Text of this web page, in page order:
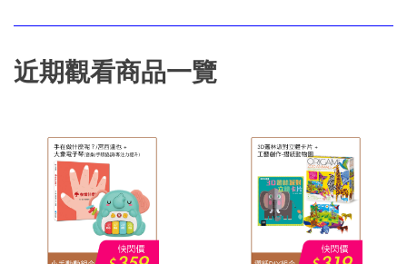
近期觀看商品一覽